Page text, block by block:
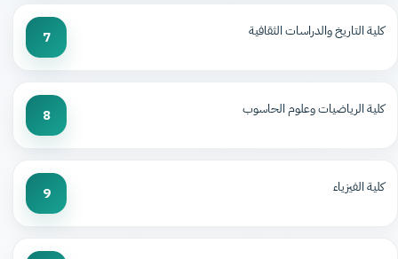
كلية التاريخ والدراسات الثقافية 7
كلية الرياضيات وعلوم الحاسوب 8
كلية الفيزياء 9